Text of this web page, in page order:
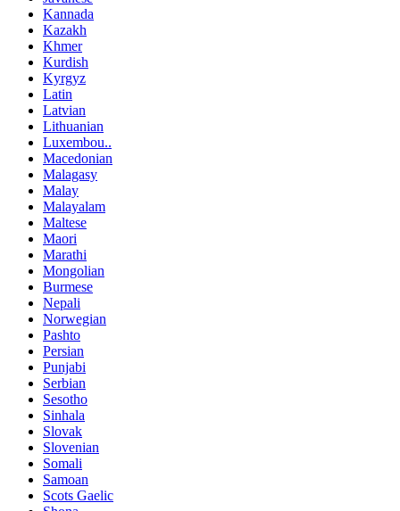
Kannada
Kazakh
Khmer
Kurdish
Kyrgyz
Latin
Latvian
Lithuanian
Luxembou..
Macedonian
Malagasy
Malay
Malayalam
Maltese
Maori
Marathi
Mongolian
Burmese
Nepali
Norwegian
Pashto
Persian
Punjabi
Serbian
Sesotho
Sinhala
Slovak
Slovenian
Somali
Samoan
Scots Gaelic